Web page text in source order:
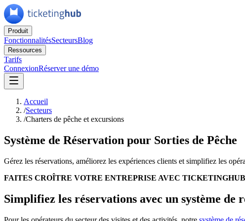
Produit
FonctionnalitésSecteursBlog
Ressources
Tarifs
ConnexionRéserver une démo
Accueil
/Secteurs
/Charters de pêche et excursions
Système de Réservation pour Sorties de Pêche
Gérez les réservations, améliorez les expériences clients et simplifiez les
FAITES CROÎTRE VOTRE ENTREPRISE AVEC TICKETINGHUB
Simplifiez les réservations avec un système de